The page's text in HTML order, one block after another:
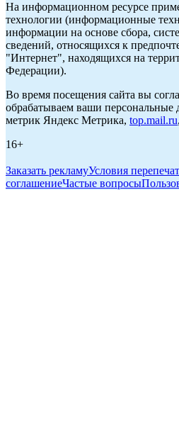
На информационном ресурсе
технологии (информационные
информации на основе сбора,
сведений, относящихся к
"Интернет", находящихся на
Федерации).
Во время посещения сайта вы
обрабатываем ваши персональные
метрик Яндекс Метрика, top.mail.ru
16+
Заказать рекламуУсловия
соглашениеЧастые вопросы